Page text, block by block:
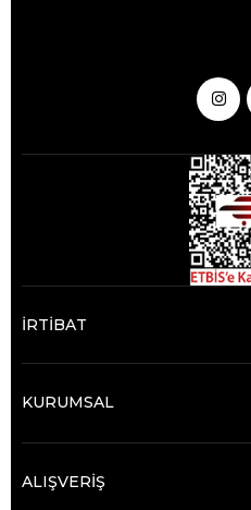
İRTİBAT
KURUMSAL
ALIŞVERİŞ